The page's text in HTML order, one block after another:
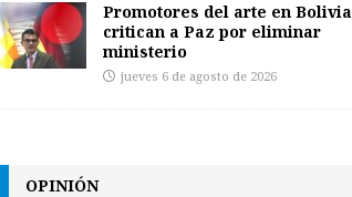
Promotores del arte en Bolivia
critican a Paz por eliminar
ministerio
jueves 6 de agosto de 2026
OPINIÓN